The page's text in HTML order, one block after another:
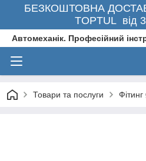
БЕЗКОШТОВНА
TOPTUL від
Автомеханік. Професійний
Товари та послуги